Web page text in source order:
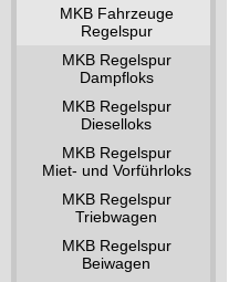
MKB Fahrzeuge
Regelspur
MKB Regelspur
Dampfloks
MKB Regelspur
Dieselloks
MKB Regelspur
Miet- und Vorführloks
MKB Regelspur
Triebwagen
MKB Regelspur
Beiwagen